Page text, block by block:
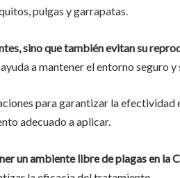
pulgas y garrapatas.
sino que también evitan su
a mantener el entorno seguro y
para garantizar la efectividad
adecuado a aplicar.
un ambiente libre de plagas en la